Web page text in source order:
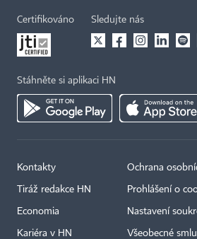
Certifikováno Sledujte nás
Stáhněte si aplikaci HN
Kontakty
Tiráž redakce HN
Economia
Kariéra v HN
Ochrana
Prohlášení o
Nastavení
Všeobecné